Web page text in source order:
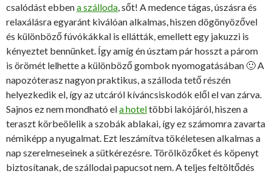
csalódást ebbena szálloda, sőt! A medence tágas, úszásra és
relaxálásra egyaránt kiválóan alkalmas, hiszen dögönyözővel
és különböző fúvókákkal is ellátták, emellett egy jakuzzi is
kényeztet bennünket. Így amíg én úsztam pár hosszt a párom
is örömét lelhette a különböző gombok nyomogatásában 🙂 A
napozóterasz nagyon praktikus, a szálloda tető részén
helyezkedik el, így az utcáról kíváncsiskodók elől el van zárva.
Sajnos ez nem mondható ela hoteltöbbi lakójáról, hiszen a
teraszt körbeölelik a szobák ablakai, így ez számomra zavarta
némiképp a nyugalmat. Ezt leszámítva tökéletesen alkalmas a
nap szerelmeseinek a sütkérezésre. Törölközőket és köpenyt
biztosítanak, de szállodai papucsot nem. A teljes feltöltődés